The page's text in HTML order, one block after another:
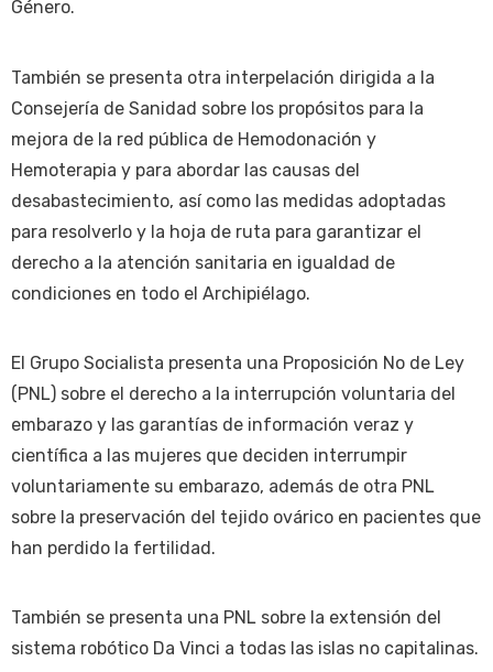
Género.
También se presenta otra interpelación dirigida a la
Consejería de Sanidad sobre los propósitos para la
mejora de la red pública de Hemodonación y
Hemoterapia y para abordar las causas del
desabastecimiento, así como las medidas adoptadas
para resolverlo y la hoja de ruta para garantizar el
derecho a la atención sanitaria en igualdad de
condiciones en todo el Archipiélago.
El Grupo Socialista presenta una Proposición No de Ley
(PNL) sobre el derecho a la interrupción voluntaria del
embarazo y las garantías de información veraz y
científica a las mujeres que deciden interrumpir
voluntariamente su embarazo, además de otra PNL
sobre la preservación del tejido ovárico en pacientes que
han perdido la fertilidad.
También se presenta una PNL sobre la extensión del
sistema robótico Da Vinci a todas las islas no capitalinas.